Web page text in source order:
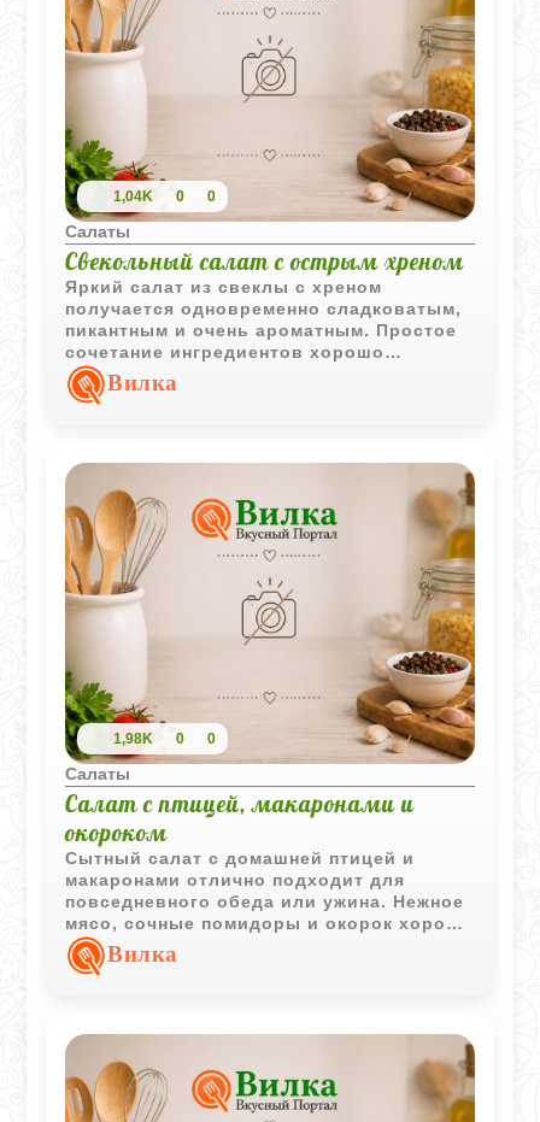
1,04K 0 0
Салаты
Свекольный салат с острым хреном
Яркий салат из свеклы с хреном
получается одновременно сладковатым,
пикантным и очень ароматным. Простое
сочетание ингредиентов хорошо
подходит как к повседневному столу, так
и в качестве острой овощной закуски к
Вилка
1,98K 0 0
Салаты
Салат с птицей, макаронами и
окороком
Сытный салат с домашней птицей и
макаронами отлично подходит для
повседневного обеда или ужина. Нежное
мясо, сочные помидоры и окорок хорошо
сочетаются с майонезной заправкой, а
сам салат получается простым, но очень
Вилка